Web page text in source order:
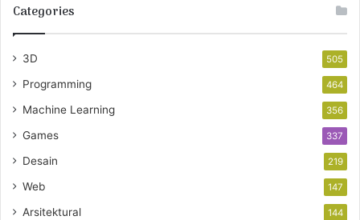
Categories
3D 505
Programming 464
Machine Learning 356
Games 337
Desain 219
Web 147
Arsitektural 144